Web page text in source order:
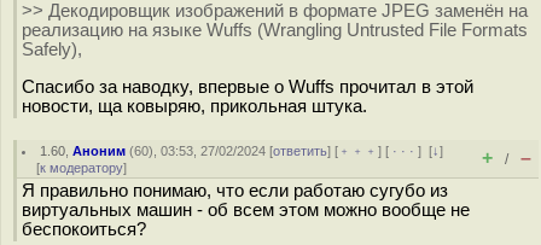
>> Декодировщик изображений в формате JPEG заменён на
реализацию на языке Wuffs (Wrangling Untrusted File Formats
Safely),
Спасибо за наводку, впервые о Wuffs прочитал в этой
новости, ща ковыряю, прикольная штука.
1.60 ,Аноним (60), 03:53, 27/02/2024 [ответить] [ ﹢﹢﹢] [ · · ·][↓]
[к модератору] + / –
Я правильно понимаю, что если работаю сугубо из
виртуальных машин - об всем этом можно вообще не
беспокоиться?